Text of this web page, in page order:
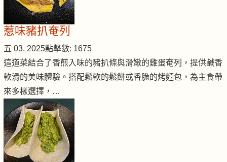
惹味豬扒奄列
五 03, 2025點擊數: 1675
這道菜結合了香煎入味的豬扒條與滑嫩的雞蛋奄列，提供鹹香
軟滑的美味體驗。搭配鬆軟的鬆餅或香脆的烤麵包，為主食帶
來多樣選擇，…